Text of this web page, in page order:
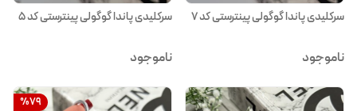
سرکلیدی پاندا گوگولی پینترستی کد ۷
ناموجود
سرکلیدی پاندا گوگولی پینترستی کد ۵
ناموجود
%79